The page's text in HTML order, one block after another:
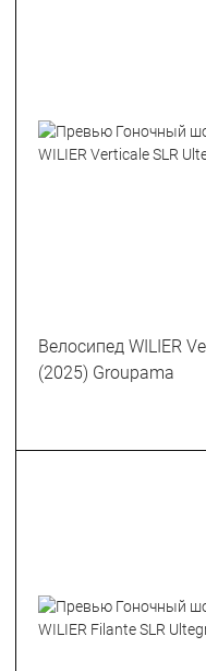
Велосипед WILIER
(2025) Groupama